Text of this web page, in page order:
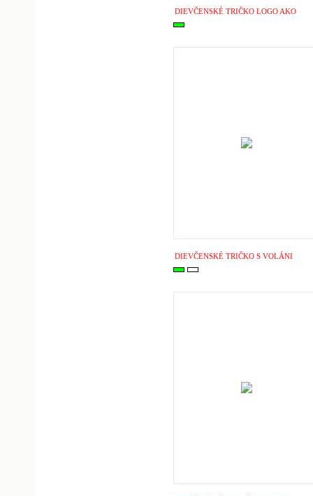
DIEVČENSKÉ TRIČKO LOGO AKO
DIEVČENSKÉ TRIČKO S VOLÁNI